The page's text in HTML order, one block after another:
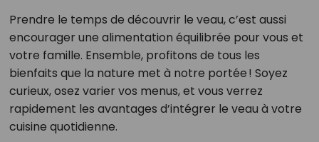
Prendre le temps de découvrir le veau, c’est aussi
encourager une alimentation équilibrée pour vous et
votre famille. Ensemble, profitons de tous les
bienfaits que la nature met à notre portée ! Soyez
curieux, osez varier vos menus, et vous verrez
rapidement les avantages d’intégrer le veau à votre
cuisine quotidienne.